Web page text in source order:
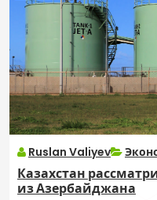
Ruslan Valiyev
Казахстан
из Азербайджана